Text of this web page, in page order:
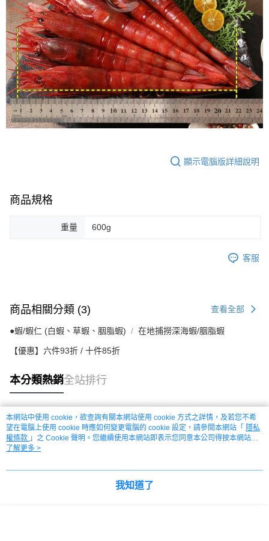
顯示電腦版詳細說明
商品規格
重量 600g
客服
商品相關分類 (3) 查看全部
●蝦/蝦仁 (白蝦、草蝦、胭脂蝦) 在地捕撈深海蝦/胭脂蝦
【優惠】六件93折 / 十件85折
本分類熱銷全站排行
熱門標籤
本網站中使用 cookie，欲查詢有關本網站使用 cookie 方式之詳情，及若您不希
望在電腦上使用 cookie 時應如何變更電腦的 cookie 設定，請參閱本網站「 隱私
權條款 」之 Cookie 聲明。您繼續使用本網站即表示您同意本公司得按本網站使
用條款之 Cookie 聲明使用 cookie。
了解更多 >
我知道了